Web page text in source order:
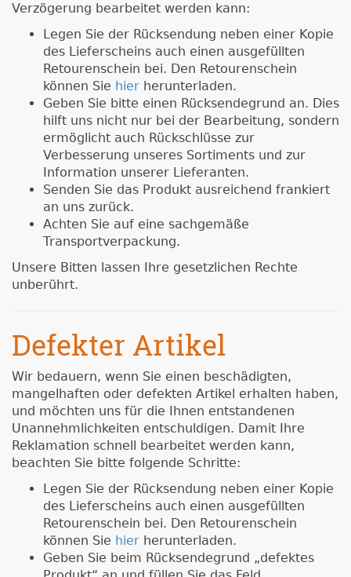
Verzögerung bearbeitet werden kann:
Legen Sie der Rücksendung neben einer Kopie
des Lieferscheins auch einen ausgefüllten
Retourenschein bei. Den Retourenschein
können Sie hier herunterladen.
Geben Sie bitte einen Rücksendegrund an. Dies
hilft uns nicht nur bei der Bearbeitung, sondern
ermöglicht auch Rückschlüsse zur
Verbesserung unseres Sortiments und zur
Information unserer Lieferanten.
Senden Sie das Produkt ausreichend frankiert
an uns zurück.
Achten Sie auf eine sachgemäße
Transportverpackung.
Unsere Bitten lassen Ihre gesetzlichen Rechte
unberührt.
Defekter Artikel
Wir bedauern, wenn Sie einen beschädigten,
mangelhaften oder defekten Artikel erhalten haben,
und möchten uns für die Ihnen entstandenen
Unannehmlichkeiten entschuldigen. Damit Ihre
Reklamation schnell bearbeitet werden kann,
beachten Sie bitte folgende Schritte:
Legen Sie der Rücksendung neben einer Kopie
des Lieferscheins auch einen ausgefüllten
Retourenschein bei. Den Retourenschein
können Sie hier herunterladen.
Geben Sie beim Rücksendegrund „defektes